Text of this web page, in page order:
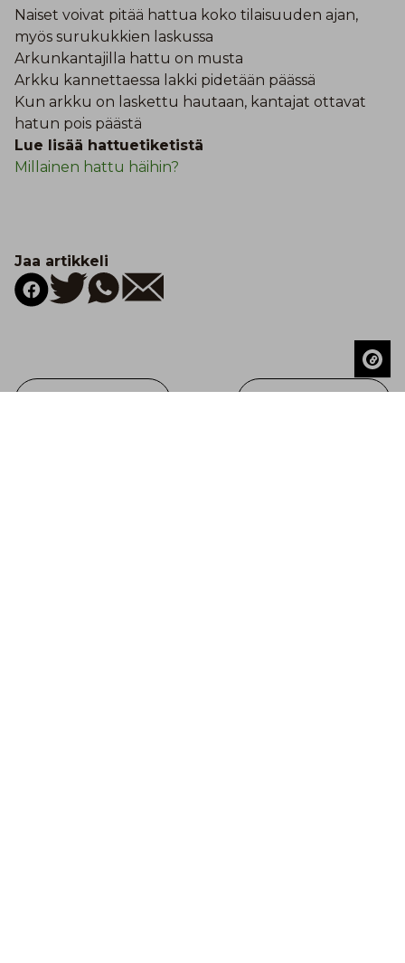
Naiset voivat pitää hattua koko tilaisuuden ajan,
myös surukukkien laskussa
Arkunkantajilla hattu on musta
Arkku kannettaessa lakki pidetään päässä
Kun arkku on laskettu hautaan, kantajat ottavat
hatun pois päästä
Lue lisää hattuetiketistä
Millainen hattu häihin?
Jaa artikkeli